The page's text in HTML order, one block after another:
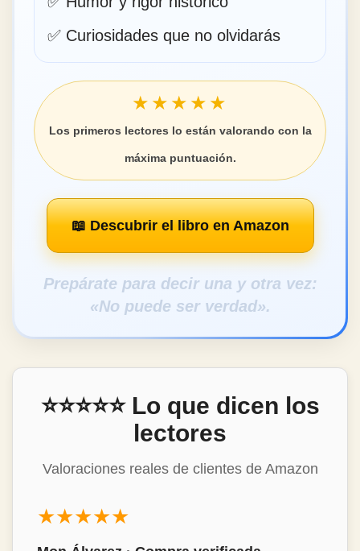
✅ Curiosidades que no olvidarás
★★★★★
Los primeros lectores lo están valorando con la
máxima puntuación.
📖 Descubrir el libro en Amazon
Prepárate para decir una y otra vez:
«No puede ser verdad».
⭐⭐⭐⭐⭐ Lo que dicen los
lectores
Valoraciones reales de clientes de Amazon
★★★★★